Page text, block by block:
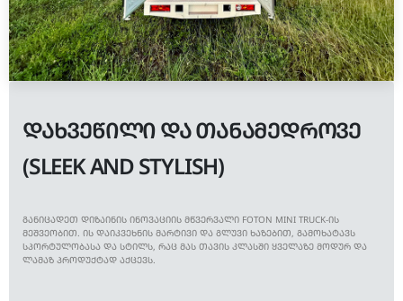
ᲓᲐᲮᲕᲔᲬᲘᲚᲘ ᲓᲐ ᲗᲐᲜᲐᲛᲔᲓᲠᲝᲕᲔ
(SLEEK AND STYLISH)
ᲒᲐᲜᲘᲪᲐᲓᲔᲗ ᲓᲘᲖᲐᲘᲜᲘᲡ ᲘᲜᲝᲕᲐᲪᲘᲘᲡ ᲛᲬᲕᲔᲠᲕᲐᲚᲘ FOTON MINI TRUCK-ᲘᲡ
ᲛᲔᲨᲕᲔᲝᲑᲘᲗ. ᲘᲡ ᲓᲐᲘᲙᲕᲔᲮᲜᲘᲡ ᲛᲐᲠᲢᲘᲕᲘ ᲓᲐ ᲒᲚᲣᲕᲘ ᲮᲐᲖᲔᲑᲘᲗ, ᲒᲐᲛᲝᲮᲐᲢᲐᲕᲡ
ᲡᲞᲝᲠᲢᲣᲚᲝᲑᲐᲡᲐ ᲓᲐ ᲡᲢᲘᲚᲡ, ᲠᲐᲪ ᲛᲐᲡ ᲗᲐᲕᲘᲡ ᲙᲚᲐᲡᲨᲘ ᲧᲕᲔᲚᲐᲖᲔ ᲛᲝᲓᲣᲠ ᲓᲐ
ᲚᲐᲛᲐᲖ ᲞᲠᲝᲓᲣᲥᲢᲐᲓ ᲐᲥᲪᲔᲕᲡ.